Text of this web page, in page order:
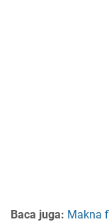
Baca juga: Makna